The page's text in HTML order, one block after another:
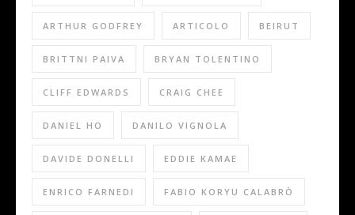
ARTHUR GODFREY ARTICOLO BEIRUT
BRITTNI PAIVA BRYAN TOLENTINO
CLIFF EDWARDS CRAIG CHEE
DANIEL HO DANILO VIGNOLA
DAVIDE DONELLI EDDIE KAMAE
ENRICO FARNEDI FABIO KORYU CALABRÒ